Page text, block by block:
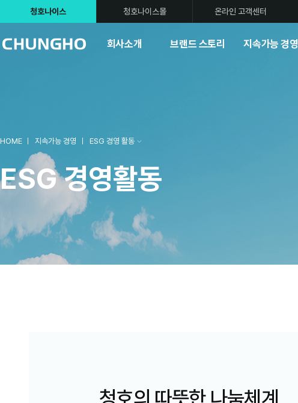
청호나이스 청호나이스몰 온라인 고객센터
회사소개 브랜드 스토리 지속가능 경영
HOME 지속가능 경영 ESG 경영 활동
ESG 경영활동
청호의 따뜻한 나눔체계,